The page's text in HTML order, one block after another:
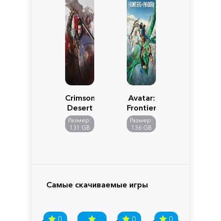
Crimson
Desert
Размер:
131 GB
Avatar:
Frontiers
of
Pandora
Размер:
136 GB
Самые скачиваемые игры
0 0 0